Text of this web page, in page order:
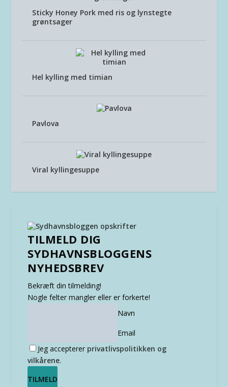
Sticky Honey Pork med ris og lynstegte
grøntsager
Hel kylling med timian
Pavlova
Viral kyllingesuppe
TILMELD DIG
SYDHAVNSBLOGGENS
NYHEDSBREV
Bekræft din tilmelding!
Nogle felter mangler eller er forkerte!
Navn
Email
Jeg accepterer privatlivspolitikken og
vilkårene.